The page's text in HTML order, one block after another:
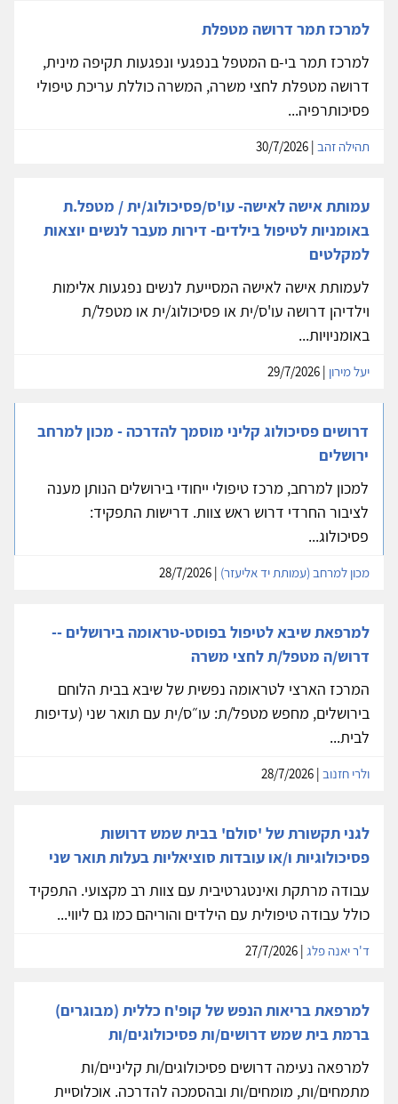
למרכז תמר דרושה מטפלת
למרכז תמר בי-ם המטפל בנפגעי ונפגעות תקיפה מינית,
דרושה מטפלת לחצי משרה, המשרה כוללת עריכת טיפולי
פסיכותרפיה...
תהילה זהב
עמותת אישה לאישה- עו'ס/פסיכולוג/ית / מטפל.ת
באומניות לטיפול בילדים- דירות מעבר לנשים יוצאות
למקלטים
לעמותת אישה לאישה המסייעת לנשים נפגעות אלימות
וילדיהן דרושה עו'ס/ית או פסיכולוג/ית או מטפל/ת
באומניויות...
יעל מירון
דרושים פסיכולוג קליני מוסמך להדרכה - מכון למרחב
ירושלים
למכון למרחב, מרכז טיפולי ייחודי בירושלים הנותן מענה
לציבור החרדי דרוש ראש צוות. דרישות התפקיד:
פסיכולוג...
מכון למרחב (עמותת יד אליעזר)
למרפאת שיבא לטיפול בפוסט-טראומה בירושלים --
דרוש/ה מטפל/ת לחצי משרה
המרכז הארצי לטראומה נפשית של שיבא בבית הלוחם
בירושלים, מחפש מטפל/ת: עו״ס/ית עם תואר שני (עדיפות
לבית...
ולרי חזנוב
לגני תקשורת של 'סולם' בבית שמש דרושות
פסיכולוגיות ו/או עובדות סוציאליות בעלות תואר שני
עבודה מרתקת ואינטגרטיבית עם צוות רב מקצועי. התפקיד
כולל עבודה טיפולית עם הילדים והוריהם כמו גם ליווי...
ד'ר יאנה פלג
למרפאת בריאות הנפש של קופ'ח כללית (מבוגרים)
ברמת בית שמש דרושים/ות פסיכולוגים/ות
למרפאה נעימה דרושים פסיכולוגים/ות קליניים/ות
מתמחים/ות, מומחים/ות ובהסמכה להדרכה. אוכלוסיית